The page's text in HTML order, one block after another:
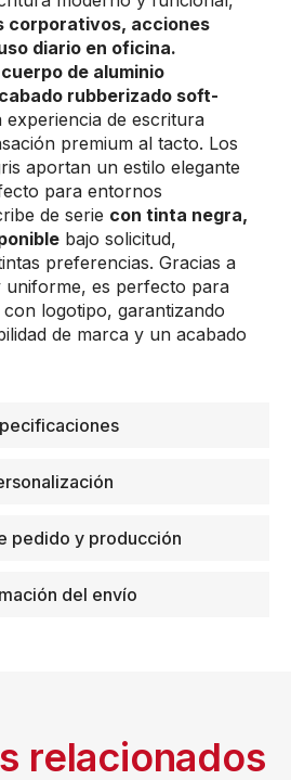
pedido y producción
del envío
corporativos, acciones
diario en oficina.
cuerpo de aluminio
rubberizado soft-
de escritura
premium al tacto. Los
aportan un estilo elegante
para entornos
de serie con tinta negra,
bajo solicitud,
preferencias. Gracias a
uniforme, es perfecto para
logotipo, garantizando
de marca y un acabado
relacionados